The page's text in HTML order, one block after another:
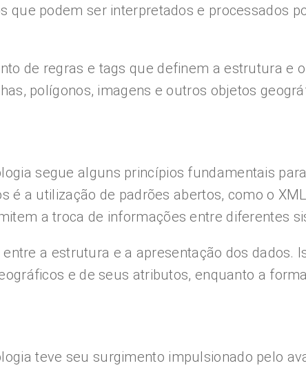
que podem ser interpretados e processados
de regras e tags que definem a estrutura e
polígonos, imagens e outros objetos
segue alguns princípios fundamentais
é a utilização de padrões abertos, como o
a troca de informações entre diferentes
a estrutura e a apresentação dos dados.
e de seus atributos, enquanto a
teve seu surgimento impulsionado pelo